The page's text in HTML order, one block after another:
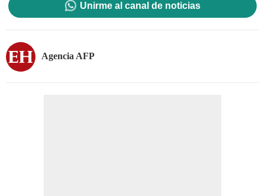
Unirme al canal de noticias
Agencia AFP